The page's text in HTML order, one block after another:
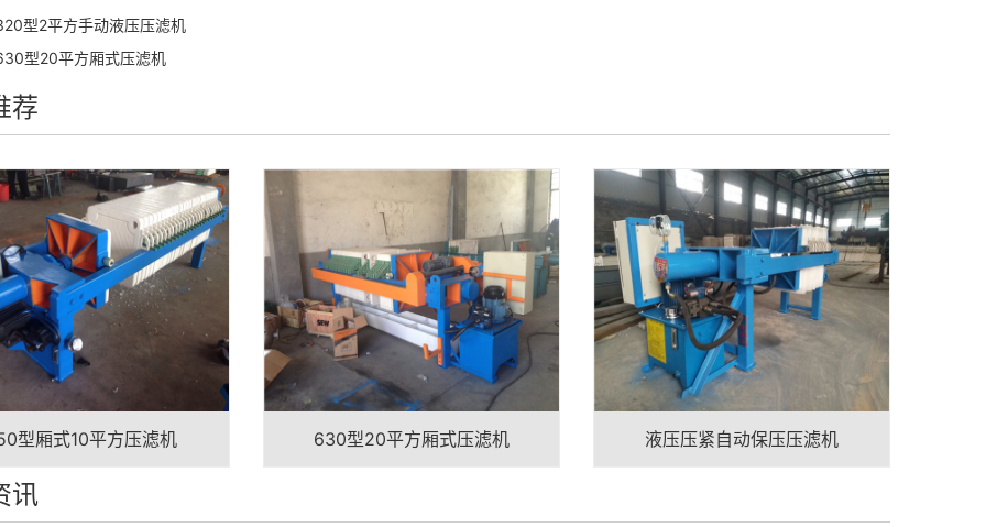
型2平方手动液压压滤机
型20平方厢式压滤机
荐
型厢式10平方压滤机 630型20平方厢式压滤机 液压压紧自动保压压滤机
讯